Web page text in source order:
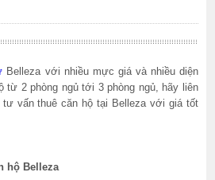
Belleza với nhiều mực giá và nhiều diện
từ 2 phòng ngủ tới 3 phòng ngủ, hãy liên
vấn thuê căn hộ tại Belleza với giá tốt
hộ Belleza